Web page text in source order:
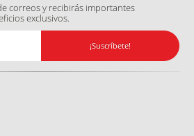
correos y recibirás importantes
exclusivos.